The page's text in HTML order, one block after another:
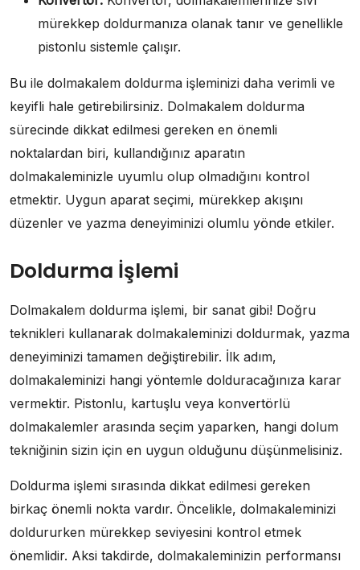
mürekkep doldurmanıza olanak tanır ve genellikle
pistonlu sistemle çalışır.
Bu ile dolmakalem doldurma işleminizi daha verimli ve
keyifli hale getirebilirsiniz. Dolmakalem doldurma
sürecinde dikkat edilmesi gereken en önemli
noktalardan biri, kullandığınız aparatın
dolmakaleminizle uyumlu olup olmadığını kontrol
etmektir. Uygun aparat seçimi, mürekkep akışını
düzenler ve yazma deneyiminizi olumlu yönde etkiler.
Doldurma İşlemi
Dolmakalem doldurma işlemi, bir sanat gibi! Doğru
teknikleri kullanarak dolmakaleminizi doldurmak, yazma
deneyiminizi tamamen değiştirebilir. İlk adım,
dolmakaleminizi hangi yöntemle dolduracağınıza karar
vermektir. Pistonlu, kartuşlu veya konvertörlü
dolmakalemler arasında seçim yaparken, hangi dolum
tekniğinin sizin için en uygun olduğunu düşünmelisiniz.
Doldurma işlemi sırasında dikkat edilmesi gereken
birkaç önemli nokta vardır. Öncelikle, dolmakaleminizi
doldururken mürekkep seviyesini kontrol etmek
önemlidir. Aksi takdirde, dolmakaleminizin performansı